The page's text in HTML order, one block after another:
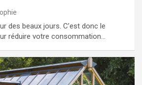
des beaux jours. C’est donc le
réduire votre consommation…